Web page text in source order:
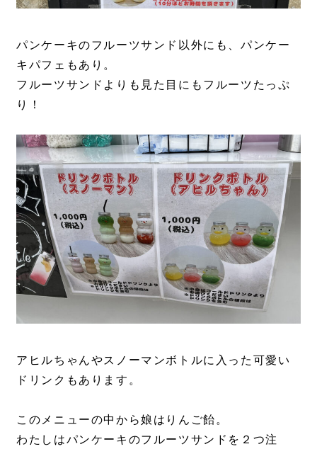
パンケーキのフルーツサンド以外にも、パンケー
キパフェもあり。
フルーツサンドよりも見た目にもフルーツたっぷ
り！
アヒルちゃんやスノーマンボトルに入った可愛い
ドリンクもあります。
このメニューの中から娘はりんご飴。
わたしはパンケーキのフルーツサンドを２つ注